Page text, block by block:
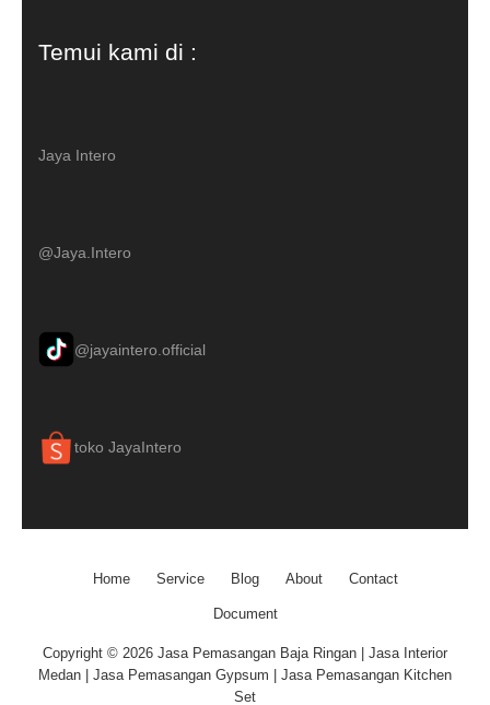
Temui kami di :
Jaya Intero
@Jaya.Intero
@jayaintero.official
toko JayaIntero
Home Service Blog About Contact
Document
Copyright © 2026 Jasa Pemasangan Baja Ringan | Jasa Interior
Medan | Jasa Pemasangan Gypsum | Jasa Pemasangan Kitchen
Set